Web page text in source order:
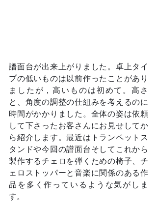
譜面台が出来上がりました。卓上タイ
プの低いものは以前作ったことがあり
ましたが，高いものは初めて。高さ
と、角度の調整の仕組みを考えるのに
時間がかかりました。全体の姿は依頼
して下さったお客さんにお見せしてか
ら紹介します。最近はトランペットス
タンドや今回の譜面台そしてこれから
製作するチェロを弾くための椅子、チ
ェロストッパーと音楽に関係のある作
品を多く作っているような気がしま